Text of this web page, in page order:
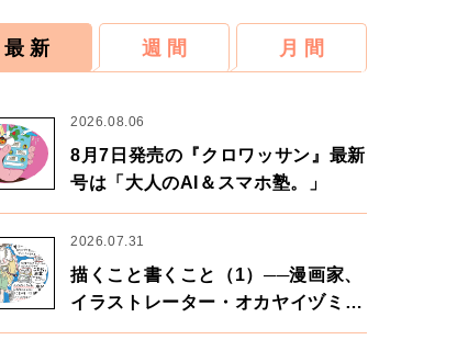
最 新 週 間 月 間
2026.08.06
8月7日発売の『クロワッサン』最新
号は「大人のAI＆スマホ塾。」
2026.07.31
描くこと書くこと（1）──漫画家、
イラストレーター・オカヤイヅミさ
ん×漫画家・鶴谷香央理さん